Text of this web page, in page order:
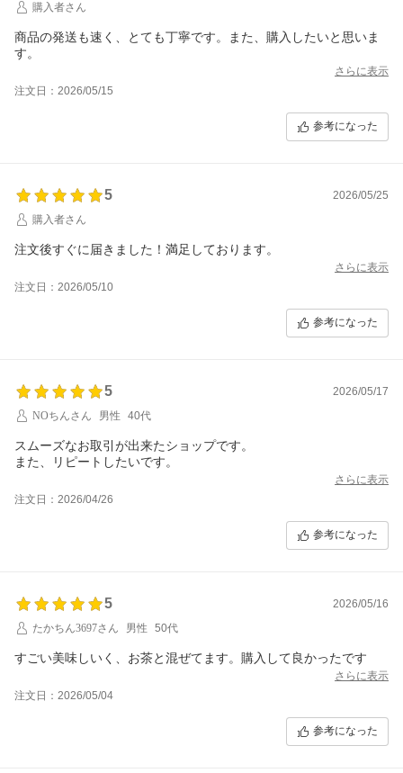
購入者さん
商品の発送も速く、とても丁寧です。また、購入したいと思いま
す。
さらに表示
注文日：2026/05/15
参考になった
5
2026/05/25
購入者さん
注文後すぐに届きました！満足しております。
さらに表示
注文日：2026/05/10
参考になった
5
2026/05/17
NOちんさん
男性 40代
スムーズなお取引が出来たショップです。
また、リピートしたいです。
さらに表示
注文日：2026/04/26
参考になった
5
2026/05/16
たかちん3697さん
男性 50代
すごい美味しいく、お茶と混ぜてます。購入して良かったです
さらに表示
注文日：2026/05/04
参考になった